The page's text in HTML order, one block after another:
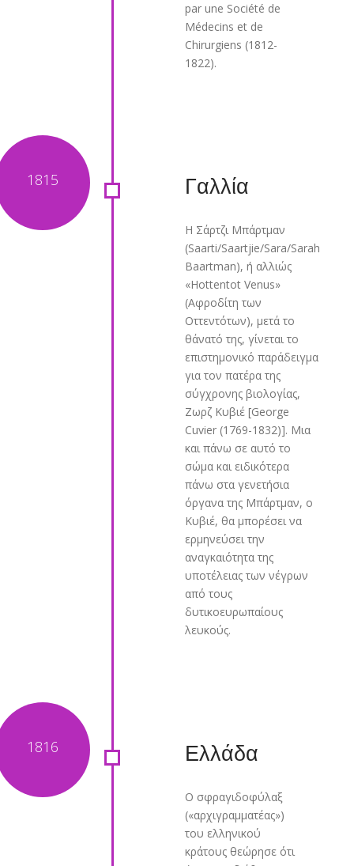
par une Société de
Médecins et de
Chirurgiens (1812-
1822).
Γαλλία
Η Σάρτζι Μπάρτμαν
(Saarti/Saartjie/Sara/Sarah
Baartman), ή αλλιώς
«Hottentot Venus»
(Αφροδίτη των
Οττεντότων), μετά το
θάνατό της, γίνεται το
επιστημονικό παράδειγμα
για τον πατέρα της
σύγχρονης βιολογίας,
Ζωρζ Κυβιέ [George
Cuvier (1769-1832)]. Μια
και πάνω σε αυτό το
σώμα και ειδικότερα
πάνω στα γενετήσια
όργανα της Μπάρτμαν, ο
Κυβιέ, θα μπορέσει να
ερμηνεύσει την
αναγκαιότητα της
υποτέλειας των νέγρων
από τους
δυτικοευρωπαίους
λευκούς.
Ελλάδα
Ο σφραγιδοφύλαξ
(«αρχιγραμματέας»)
του ελληνικού
κράτους θεώρησε ότι